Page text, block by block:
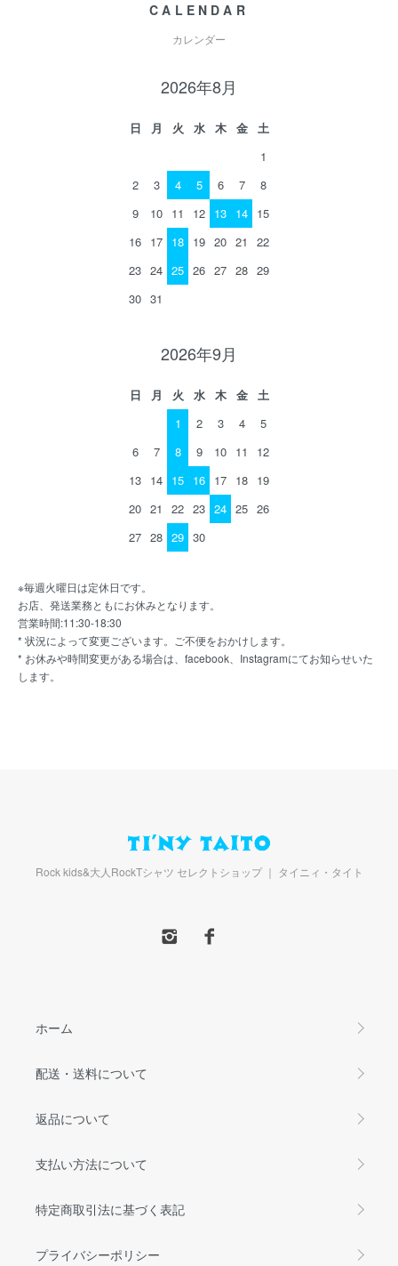
CALENDAR
カレンダー
2026年8月
日 月 火 水 木 金
土
1
2
3 4 5 6 7
8
9
10 11 12 13 14 15
16 17 18 19 20 21
22
23 24 25 26 27 28 29
30 31
2026年9月
日 月 火 水 木 金
土
1
2 3 4
5
6
7 8 9 10 11
12
13 14 15 16 17 18 19
20 21 22 23 24 25 26
27 28 29 30
※毎週火曜日は定休日です。
お店、発送業務ともにお休みとなります。
営業時間:11:30-18:30
* 状況によって変更ございます。ご不便をおかけします。
* お休みや時間変更がある場合は、facebook、Instagramにてお知らせいた
します。
Rock kids&大人RockTシャツ セレクトショップ ｜ タイニィ・タイト
ホーム
配送・送料について
返品について
支払い方法について
特定商取引法に基づく表記
プライバシーポリシー